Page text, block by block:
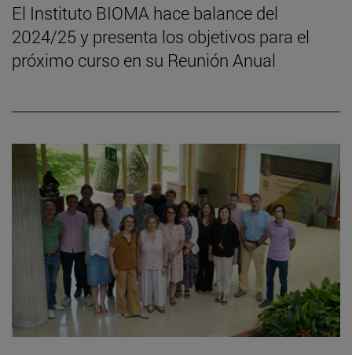
El Instituto BIOMA hace balance del
2024/25 y presenta los objetivos para el
próximo curso en su Reunión Anual